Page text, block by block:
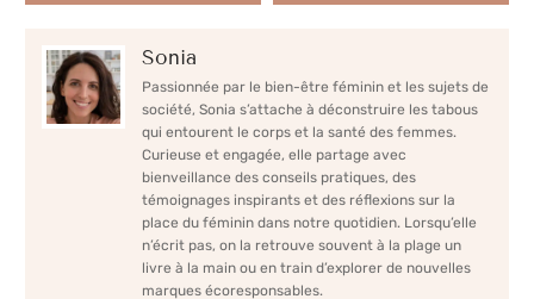
Sonia
Passionnée par le bien-être féminin et les sujets de
société, Sonia s’attache à déconstruire les tabous
qui entourent le corps et la santé des femmes.
Curieuse et engagée, elle partage avec
bienveillance des conseils pratiques, des
témoignages inspirants et des réflexions sur la
place du féminin dans notre quotidien. Lorsqu’elle
n’écrit pas, on la retrouve souvent à la plage un
livre à la main ou en train d’explorer de nouvelles
marques écoresponsables.